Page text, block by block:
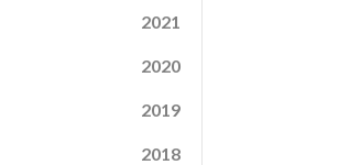
2021
2020
2019
2018